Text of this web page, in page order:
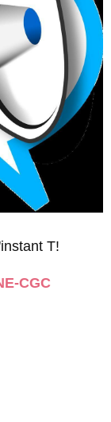
T!
CGC